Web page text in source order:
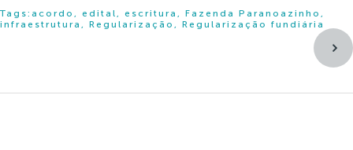
Tags: acordo , edital, escritura , Fazenda Paranoazinho ,
infraestrutura , Regularização , Regularização fundiária